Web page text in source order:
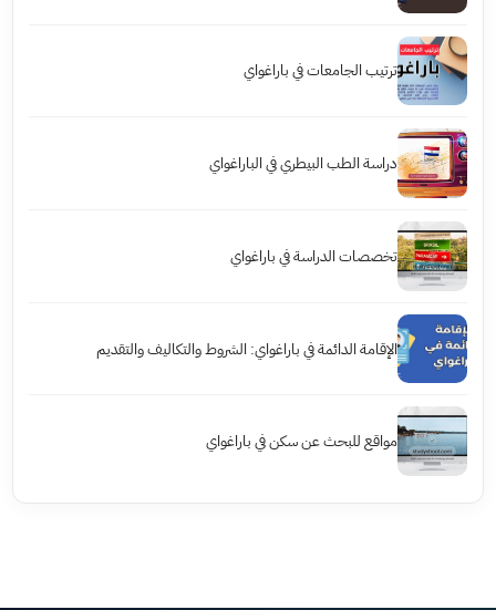
ترتيب الجامعات في باراغواي
دراسة الطب البيطري في الباراغواي
تخصصات الدراسة في باراغواي
الإقامة الدائمة في باراغواي: الشروط والتكاليف والتقديم
مواقع للبحث عن سكن في باراغواي